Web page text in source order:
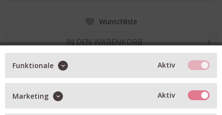
Wunschliste
IN DEN WARENKORB
BESCHREIBUNG
leichtes Strick-Shirt GERLOTTA in offwhite
Oversized geschnitten mit klassischer Länge
Funktionale Aktiv
Marketing Aktiv